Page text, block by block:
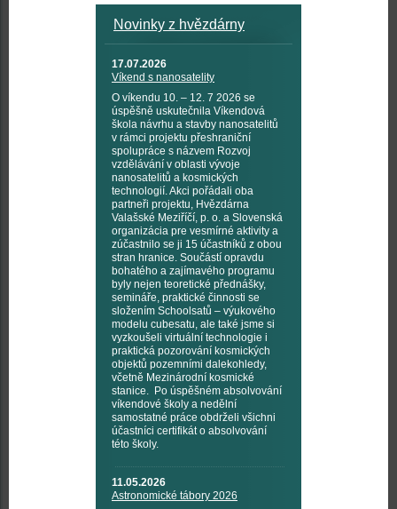
Novinky z hvězdárny
17.07.2026
Víkend s nanosatelity
O víkendu 10. – 12. 7 2026 se
úspěšně uskutečnila Víkendová
škola návrhu a stavby nanosatelitů
v rámci projektu přeshraniční
spolupráce s názvem Rozvoj
vzdělávání v oblasti vývoje
nanosatelitů a kosmických
technologií. Akci pořádali oba
partneři projektu, Hvězdárna
Valašské Meziříčí, p. o. a Slovenská
organizácia pre vesmírné aktivity a
zúčastnilo se ji 15 účastníků z obou
stran hranice. Součástí opravdu
bohatého a zajímavého programu
byly nejen teoretické přednášky,
semináře, praktické činnosti se
složením Schoolsatů – výukového
modelu cubesatu, ale také jsme si
vyzkoušeli virtuální technologie i
praktická pozorování kosmických
objektů pozemními dalekohledy,
včetně Mezinárodní kosmické
stanice. Po úspěšném absolvování
víkendové školy a nedělní
samostatné práce obdrželi všichni
účastníci certifikát o absolvování
této školy.
11.05.2026
Astronomické tábory 2026